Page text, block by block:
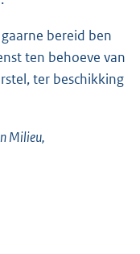
bereid ben
ten behoeve van
ter beschikking
Milieu,